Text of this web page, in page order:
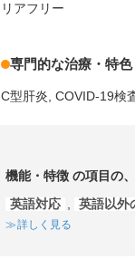
リアフリー
専門的な治療・特色
C型肝炎 COVID-19検
機能・特徴 の項目の、
英語対応 , 英語以外
詳しく見る